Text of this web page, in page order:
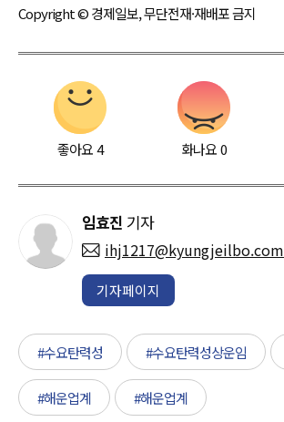
Copyright © 경제일보, 무단전재·재배포 금지
좋아요4 화나요0
임효진 기자
ihj1217@kyungjeilbo.com
기자페이지
#수요탄력성 #수요탄력성상운임
#해운업계 #해운업계